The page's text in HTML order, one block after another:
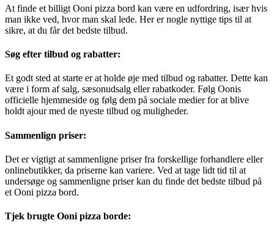
At finde et billigt Ooni pizza bord kan være en udfordring, især hvis
man ikke ved, hvor man skal lede. Her er nogle nyttige tips til at
sikre, at du får det bedste tilbud.
Søg efter tilbud og rabatter:
Et godt sted at starte er at holde øje med tilbud og rabatter. Dette kan
være i form af salg, sæsonudsalg eller rabatkoder. Følg Oonis
officielle hjemmeside og følg dem på sociale medier for at blive
holdt ajour med de nyeste tilbud og muligheder.
Sammenlign priser:
Det er vigtigt at sammenligne priser fra forskellige forhandlere eller
onlinebutikker, da priserne kan variere. Ved at tage lidt tid til at
undersøge og sammenligne priser kan du finde det bedste tilbud på
et Ooni pizza bord.
Tjek brugte Ooni pizza borde: